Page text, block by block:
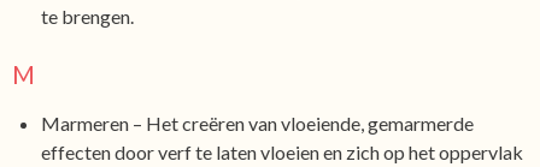
te brengen.
M
Marmeren – Het creëren van vloeiende, gemarmerde
effecten door verf te laten vloeien en zich op het oppervlak